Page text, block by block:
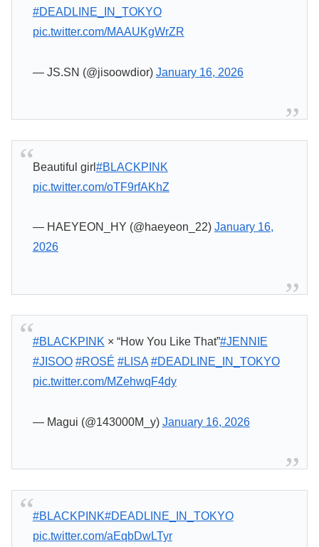
#DEADLINE_IN_TOKYO
pic.twitter.com/MAAUKgWrZR
— JS.SN (@jisoowdior) January 16, 2026
Beautiful girl #BLACKPINK
pic.twitter.com/oTF9rfAKhZ
— HAEYEON_HY (@haeyeon_22) January 16,
2026
#BLACKPINK × “How You Like That”#JENNIE
#JISOO #ROSÉ #LISA #DEADLINE_IN_TOKYO
pic.twitter.com/MZehwqF4dy
— Magui (@143000M_y) January 16, 2026
#BLACKPINK#DEADLINE_IN_TOKYO
pic.twitter.com/aEqbDwLTyr